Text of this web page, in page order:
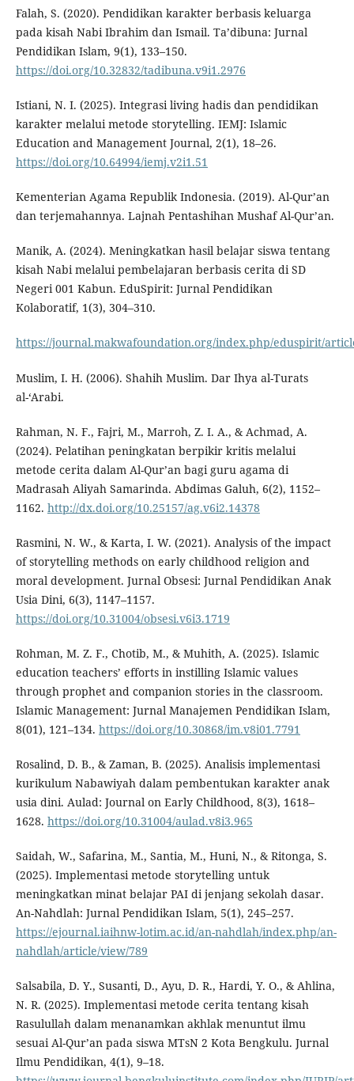
Falah, S. (2020). Pendidikan karakter berbasis keluarga
pada kisah Nabi Ibrahim dan Ismail. Ta’dibuna: Jurnal
Pendidikan Islam, 9(1), 133–150.
https://doi.org/10.32832/tadibuna.v9i1.2976
Istiani, N. I. (2025). Integrasi living hadis dan pendidikan
karakter melalui metode storytelling. IEMJ: Islamic
Education and Management Journal, 2(1), 18–26.
https://doi.org/10.64994/iemj.v2i1.51
Kementerian Agama Republik Indonesia. (2019). Al-Qur’an
dan terjemahannya. Lajnah Pentashihan Mushaf Al-Qur’an.
Manik, A. (2024). Meningkatkan hasil belajar siswa tentang
kisah Nabi melalui pembelajaran berbasis cerita di SD
Negeri 001 Kabun. EduSpirit: Jurnal Pendidikan
Kolaboratif, 1(3), 304–310.
https://journal.makwafoundation.org/index.php/eduspirit/
Muslim, I. H. (2006). Shahih Muslim. Dar Ihya al-Turats
al-‘Arabi.
Rahman, N. F., Fajri, M., Marroh, Z. I. A., & Achmad, A.
(2024). Pelatihan peningkatan berpikir kritis melalui
metode cerita dalam Al-Qur’an bagi guru agama di
Madrasah Aliyah Samarinda. Abdimas Galuh, 6(2), 1152–
1162. http://dx.doi.org/10.25157/ag.v6i2.14378
Rasmini, N. W., & Karta, I. W. (2021). Analysis of the impact
of storytelling methods on early childhood religion and
moral development. Jurnal Obsesi: Jurnal Pendidikan Anak
Usia Dini, 6(3), 1147–1157.
https://doi.org/10.31004/obsesi.v6i3.1719
Rohman, M. Z. F., Chotib, M., & Muhith, A. (2025). Islamic
education teachers’ efforts in instilling Islamic values
through prophet and companion stories in the classroom.
Islamic Management: Jurnal Manajemen Pendidikan Islam,
8(01), 121–134. https://doi.org/10.30868/im.v8i01.7791
Rosalind, D. B., & Zaman, B. (2025). Analisis implementasi
kurikulum Nabawiyah dalam pembentukan karakter anak
usia dini. Aulad: Journal on Early Childhood, 8(3), 1618–
1628. https://doi.org/10.31004/aulad.v8i3.965
Saidah, W., Safarina, M., Santia, M., Huni, N., & Ritonga, S.
(2025). Implementasi metode storytelling untuk
meningkatkan minat belajar PAI di jenjang sekolah dasar.
An-Nahdlah: Jurnal Pendidikan Islam, 5(1), 245–257.
https://ejournal.iaihnw-lotim.ac.id/an-nahdlah/index.php/an-
nahdlah/article/view/789
Salsabila, D. Y., Susanti, D., Ayu, D. R., Hardi, Y. O., & Ahlina,
N. R. (2025). Implementasi metode cerita tentang kisah
Rasulullah dalam menanamkan akhlak menuntut ilmu
sesuai Al-Qur’an pada siswa MTsN 2 Kota Bengkulu. Jurnal
Ilmu Pendidikan, 4(1), 9–18.